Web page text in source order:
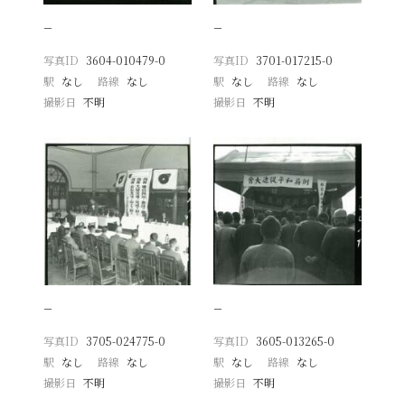
−
写真ID 3604-010479-0
駅 なし 路線 なし
撮影日
不明
−
写真ID 3701-017215-0
駅 なし 路線 なし
撮影日 不明
−
写真ID 3705-024775-0
駅 なし 路線 なし
撮影日
不明
−
写真ID 3605-013265-0
駅 なし 路線 なし
撮影日 不明